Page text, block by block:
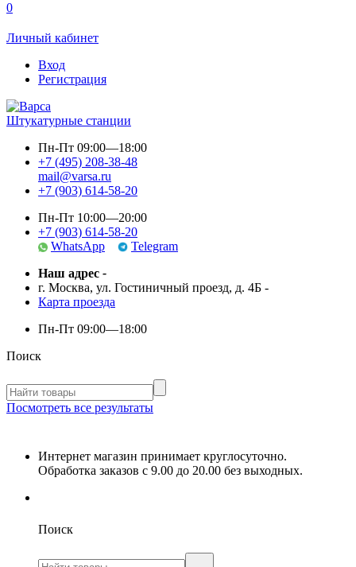
0
Личный кабинет
Вход
Регистрация
Штукатурные станции
Пн-Пт 09:00—18:00
+7 (495) 208-38-48
mail@varsa.ru
+7 (903) 614-58-20
Пн-Пт 10:00—20:00
+7 (903) 614-58-20
WhatsApp
Telegram
Наш адрес -
г. Москва, ул. Гостиничный проезд, д. 4Б -
Карта проезда
Пн-Пт 09:00—18:00
Поиск
Посмотреть все результаты
Интернет магазин принимает круглосуточно.
Обработка заказов с 9.00 до 20.00 без выходных.
Поиск